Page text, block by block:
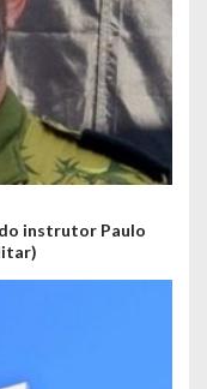
instrutor Paulo